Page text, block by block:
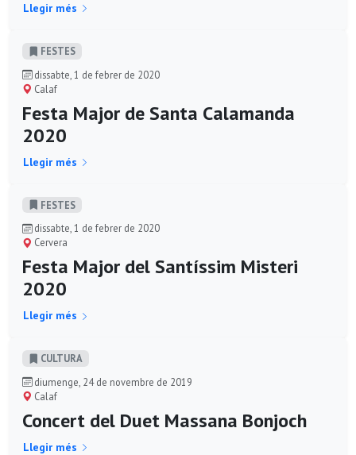
Llegir més
FESTES
dissabte, 1 de febrer de 2020
Calaf
Festa Major de Santa Calamanda
2020
Llegir més
FESTES
dissabte, 1 de febrer de 2020
Cervera
Festa Major del Santíssim Misteri
2020
Llegir més
CULTURA
diumenge, 24 de novembre de 2019
Calaf
Concert del Duet Massana Bonjoch
Llegir més